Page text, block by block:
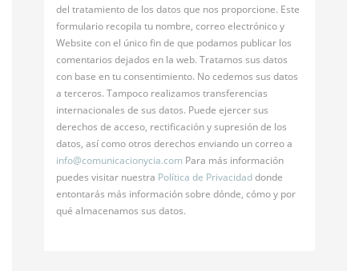
del tratamiento de los datos que nos proporcione. Este
formulario recopila tu nombre, correo electrónico y
Website con el único fin de que podamos publicar los
comentarios dejados en la web. Tratamos sus datos
con base en tu consentimiento. No cedemos sus datos
a terceros. Tampoco realizamos transferencias
internacionales de sus datos. Puede ejercer sus
derechos de acceso, rectificación y supresión de los
datos, así como otros derechos enviando un correo a
info@comunicacionycia.com Para más información
puedes visitar nuestra Política de Privacidaddonde
entontarás más información sobre dónde, cómo y por
qué almacenamos sus datos.